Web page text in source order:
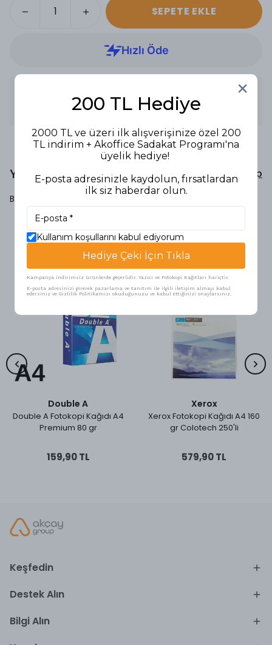
SEPETE EKLE
FOTOKOPİ KAĞIDI A4 80 GR
Yorumlar Yorum Yap
Bu ürün için henüz yorum yapılmamış.
Benzer Ürünler
Double A
Double A Fotokopi Kağıdı A4
Premium 80 gr
159,90 TL
Xerox
Xerox Fotokopi Kağıdı A4 160
gr Colotech 250'li
579,90 TL
Keşfedin
Destek Alın
Bilgi Alın
200 TL Hediye
2000 TL ve üzeri ilk alışverişinize özel 200
TL indirim + Akoffice Sadakat Programı'na
üyelik hediye!
E-posta adresinizle kaydolun, fırsatlardan
ilk siz haberdar olun.
Kullanım koşullarını kabul ediyorum
Hediye Çeki İçin Tıkla
Kampanya indirimsiz ürünlerde geçerlidir. Yazıcı ve Fotokopi Kağıtları hariçtir.
E-posta adresinizi girerek pazarlama ve tanıtım ile ilgili iletişim almayı kabul
edersiniz ve Gizlilik Politikamızı okuduğunuzu ve kabul ettiğinizi onaylarsınız.